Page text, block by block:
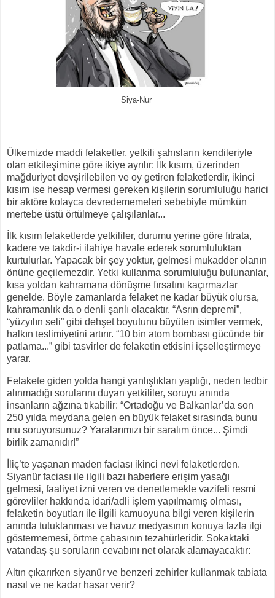
Siya-Nur
Ülkemizde maddi felaketler, yetkili şahısların kendileriyle
olan etkileşimine göre ikiye ayrılır: İlk kısım, üzerinden
mağduriyet devşirilebilen ve oy getiren felaketlerdir, ikinci
kısım ise hesap vermesi gereken kişilerin sorumluluğu harici
bir aktöre kolayca devredememeleri sebebiyle mümkün
mertebe üstü örtülmeye çalışılanlar...
İlk kısım felaketlerde yetkililer, durumu yerine göre fıtrata,
kadere ve takdir-i ilahiye havale ederek sorumluluktan
kurtulurlar. Yapacak bir şey yoktur, gelmesi mukadder olanın
önüne geçilemezdir. Yetki kullanma sorumluluğu bulunanlar,
kısa yoldan kahramana dönüşme fırsatını kaçırmazlar
genelde. Böyle zamanlarda felaket ne kadar büyük olursa,
kahramanlık da o denli şanlı olacaktır. “Asrın depremi”,
“yüzyılın seli” gibi dehşet boyutunu büyüten isimler vermek,
halkın teslimiyetini artırır. “10 bin atom bombası gücünde bir
patlama...” gibi tasvirler de felaketin etkisini içselleştirmeye
yarar.
Felakete giden yolda hangi yanlışlıkları yaptığı, neden tedbir
alınmadığı sorularını duyan yetkililer, soruyu anında
insanların ağzına tıkabilir: “Ortadoğu ve Balkanlar’da son
250 yılda meydana gelen en büyük felaket sırasında bunu
mu soruyorsunuz? Yaralarımızı bir saralım önce... Şimdi
birlik zamanıdır!”
İliç’te yaşanan maden faciası ikinci nevi felaketlerden.
Siyanür faciası ile ilgili bazı haberlere erişim yasağı
gelmesi, faaliyet izni veren ve denetlemekle vazifeli resmi
görevliler hakkında idari/adli işlem yapılmamış olması,
felaketin boyutları ile ilgili kamuoyuna bilgi veren kişilerin
anında tutuklanması ve havuz medyasının konuya fazla ilgi
göstermemesi, örtme çabasının tezahürleridir. Sokaktaki
vatandaş şu soruların cevabını net olarak alamayacaktır:
Altın çıkarırken siyanür ve benzeri zehirler kullanmak tabiata
nasıl ve ne kadar hasar verir?